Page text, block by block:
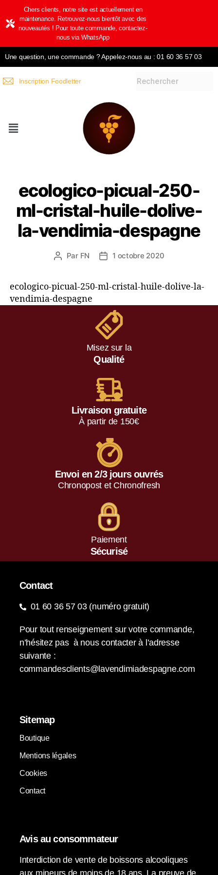
Chers clients, notre site est actuellement en
maintenance. Retrouvez-nous bientôt avec des
nouveautés ! Pour toute commande, contactez-
nous via WhatsApp
Une question, une commande ? Appelez-nous au : 01 60 36 57 03
Inscription Foodletter
ecologico-picual-250-
ml-cristal-huile-dolive-
la-vendimia-despagne
Par FN 1 octobre 2020
ecologico-picual-250-ml-cristal-huile-dolive-la-
vendimia-despagne
Misez sur la
Qualité
Livraison gratuite
À partir de 150€
Envoi en 2/3 jours ouvrés
Chronopost et Chronofresh
Paiement
Sécurisé
Contact
01 60 36 57 03 (numéro gratuit)
Pour tout renseignement sur votre commande,
n’hésitez pas à nous contacter à l’adresse
suivante :
commandesclients@lavendimiadespagne.com
Sitemap
Boutique
Mentions légales
Cookies
Contact
Avis au consommateur
Interdiction de vente de boissons alcooliques